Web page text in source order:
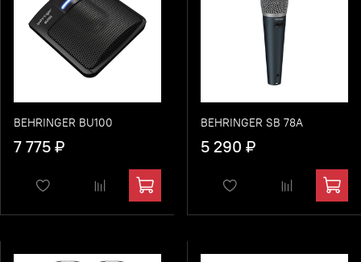
BEHRINGER BU100
7 775 ₽
BEHRINGER SB 78A
5 290 ₽